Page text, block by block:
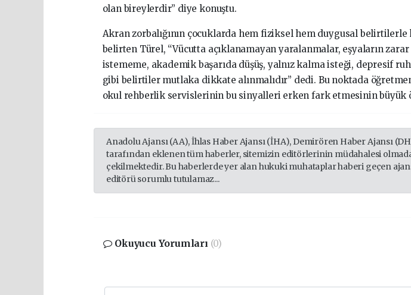
olan bireylerdir” diye konuştu.
Akran zorbalığının çocuklarda hem fiziksel hem duygusal
belirten Türel, “Vücutta açıklanamayan yaralanmalar, eşyaların
istememe, akademik başarıda düşüş, yalnız kalma isteği, depresif
gibi belirtiler mutlaka dikkate alınmalıdır” dedi. Bu noktada
okul rehberlik servislerinin bu sinyalleri erken fark etmesinin büyük
Anadolu Ajansı (AA), İhlas Haber Ajansı (İHA), Demirören Haber Ajansı
tarafından eklenen tüm haberler, sitemizin editörlerinin müdahalesi
çekilmektedir. Bu haberlerde yer alan hukuki muhataplar haberi geçen
editörü sorumlu tutulamaz...
Okuyucu Yorumları (0)